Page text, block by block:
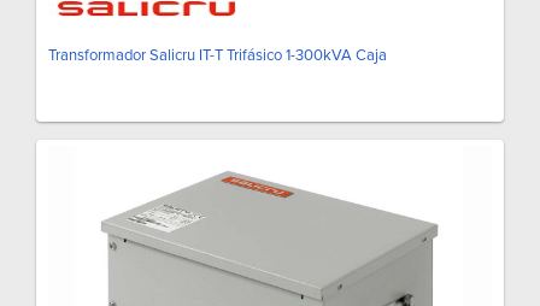
Transformador Salicru IT-T Trifásico 1-300kVA Caja